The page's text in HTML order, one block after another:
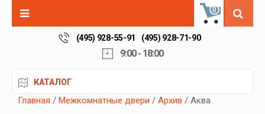
0
(495) 928-55-91 (495) 928-71-90
9:00 - 18:00
КАТАЛОГ
Главная / Межкомнатные двери / Архив / Аква